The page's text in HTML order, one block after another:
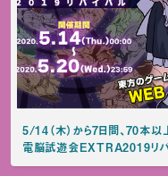
5/14（木）から7日間、70本以
電脳試遊会EXTRA2019リバ